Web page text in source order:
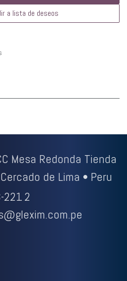
a lista de deseos
Mesa Redonda Tienda
de Lima • Peru
2212